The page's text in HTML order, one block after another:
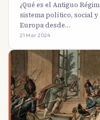
¿Qué es el Antiguo
sistema político, social
Europa desde…
21 Mar 2024